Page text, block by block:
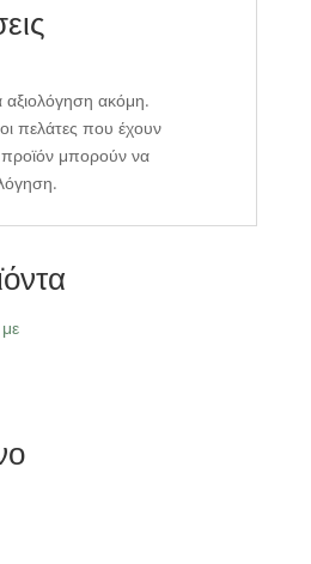
αξιολόγηση ακόμη.
πελάτες που έχουν
μπορούν να